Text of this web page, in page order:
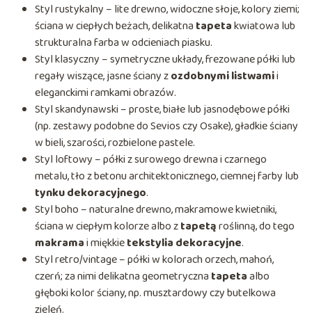
Styl rustykalny – lite drewno, widoczne słoje, kolory ziemi;
ściana w ciepłych beżach, delikatna tapetakwiatowa lub
strukturalna farba w odcieniach piasku.
Styl klasyczny – symetryczne układy, frezowane półki lub
regały wiszące, jasne ściany zozdobnymi listwamii
eleganckimi ramkami obrazów.
Styl skandynawski – proste, białe lub jasnodębowe półki
(np. zestawy podobne do Sevios czy Osake), gładkie ściany
w bieli, szarości, rozbielone pastele.
Styl loftowy – półki z surowego drewna i czarnego
metalu, tło z betonu architektonicznego, ciemnej farby lub
tynku dekoracyjnego.
Styl boho – naturalne drewno, makramowe kwietniki,
ściana w ciepłym kolorze albo ztapetąroślinną, do tego
makramai miękkietekstylia dekoracyjne.
Styl retro/vintage – półki w kolorach orzech, mahoń,
czerń; za nimi delikatna geometryczna tapetaalbo
głęboki kolor ściany, np. musztardowy czy butelkowa
zieleń.